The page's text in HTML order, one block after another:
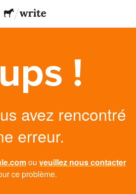
!
avez rencontré
erreur.
ou veuillez nous contacter
ce problème.